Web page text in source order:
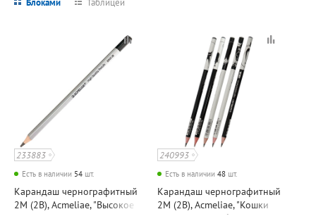
233883
Есть в наличии 54 шт.
Карандаш чернографитный
2М (2B), Acmeliae, "Высокое
240993
Есть в наличии 48 шт.
Карандаш чернографитный
2М (2B), Acmeliae, "Кошки
(Cats)", дерево, без ластика,